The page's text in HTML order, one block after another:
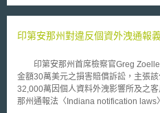
總體而論，英國的溫室氣體減量目標
巡迴上訴法院陸續做出相關判決，因
holders)之回饋意見對SME審查手冊進行修改。 此備忘
級審法院錯誤地依Alice規則認定專利
電腦所執行之自動人臉語音同步之動
and facial expression animation )之方
Alice規則時應依據SME手冊的2階段
略請求項中許多特定要件，過度簡化請
印第安那州對違反個資外洩通報
印第安那州首席檢察官Greg
金額30萬美元之損害賠償訴訟，主張
32,000萬因個人資料外洩影響所及之
那州通報法〈Indiana notification